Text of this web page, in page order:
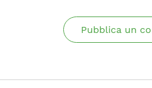
Pubblica un